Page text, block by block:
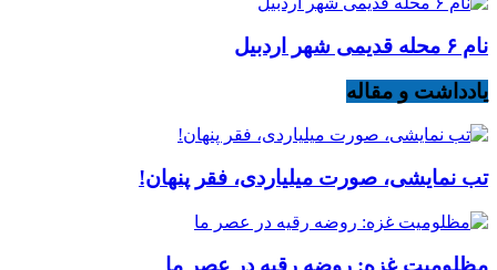
نام ۶ محله قدیمی شهر اردبیل
یادداشت و مقاله
تب نمایشی، صورت میلیاردی، فقر پنهان!
مظلومیت غزه: روضه رقیه در عصر ما